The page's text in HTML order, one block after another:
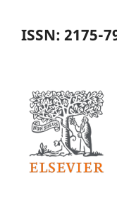
ISSN: 2175-